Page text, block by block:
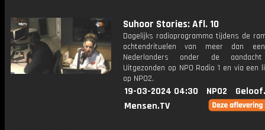
Suhoor Stories: Afl. 10
Dagelijks radioprogramma tijdens de
ochtendrituelen van meer dan
Nederlanders onder de
Uitgezonden op NPO Radio 1 en via een
op NPO2.
19-03-2024 04:30 NPO2
Mensen.TV